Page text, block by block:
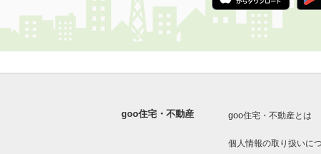
goo住宅・不動産 goo住宅・不動産とは
個人情報の取り扱いに